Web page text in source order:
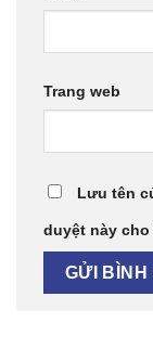
Trang web
Lưu tên
duyệt này